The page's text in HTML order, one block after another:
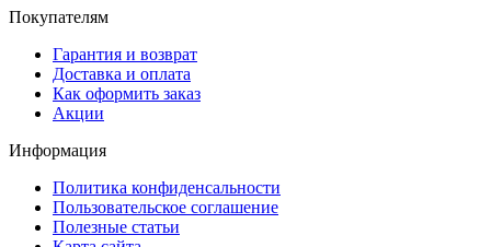
Покупателям
Гарантия и возврат
Доставка и оплата
Как оформить заказ
Акции
Информация
Политика конфиденсальности
Пользовательское соглашение
Полезные статьи